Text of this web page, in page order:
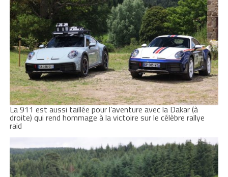
La 911 est aussi taillée pour l’aventure avec la Dakar (à
droite) qui rend hommage à la victoire sur le célèbre rallye
raid